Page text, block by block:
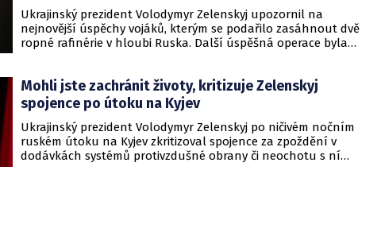
Ukrajinský prezident Volodymyr Zelenskyj upozornil na
nejnovější úspěchy vojáků, kterým se podařilo zasáhnout dvě
ropné rafinérie v hloubi Ruska. Další úspěšná operace byla
Mohli jste zachránit životy, kritizuje Zelenskyj
spojence po útoku na Kyjev
Ukrajinský prezident Volodymyr Zelenskyj po ničivém nočním
ruském útoku na Kyjev zkritizoval spojence za zpoždění v
dodávkách systémů protivzdušné obrany či neochotu s ní